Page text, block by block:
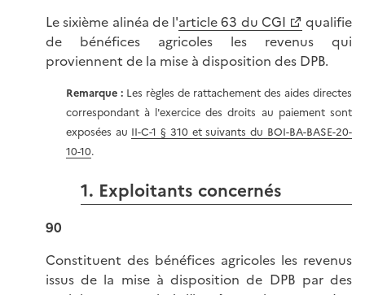
Le sixième alinéa de l'article 63 du CGI
qualifie
de bénéfices agricoles les revenus qui
proviennent de la mise à disposition des DPB.
Remarque : Les règles de rattachement des aides directes
correspondant à l'exercice des droits au paiement sont
exposées au II-C-1 § 310 et suivants du BOI-BA-BASE-20-
10-10.
1. Exploitants concernés
90
Constituent des bénéfices agricoles les revenus
issus de la mise à disposition de DPB par des